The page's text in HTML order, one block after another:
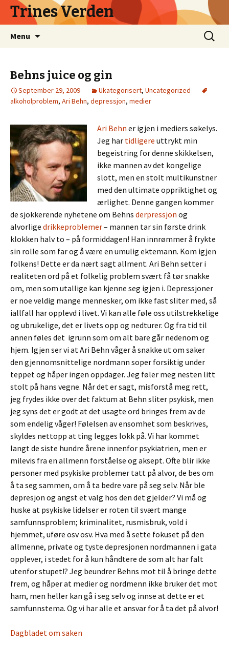
Trines Verden
Menu
Search
for:
Behns juice og gin
September 29, 2009 Ukategorisert, Uncategorized
alkoholproblem, Ari Behn, depressjon, medier
Ari Behn er igjen i mediers søkelys.
Jeg har tidligere uttrykt min
begeistring for denne skikkelsen,
ikke mannen av det kongelige
slott, men en stolt multikunstner
med den ultimate oppriktighet og
ærlighet. Denne gangen kommer
de sjokkerende nyhetene om Behns derpressjon og
alvorlige drikkeproblemer– mannen tar sin første drink
klokken halv to – på formiddagen! Han innrømmer å frykte
sin rolle som far og å være en umulig ektemann. Kom igjen
folkens! Dette er da nært sagt allment. Ari Behn setter i
realiteten ord på et folkelig problem svært få tør snakke
om, men som utallige kan kjenne seg igjen i. Depressjoner
er noe veldig mange mennesker, om ikke fast sliter med, så
iallfall har opplevd i livet. Vi kan alle føle oss utilstrekkelige
og ubrukelige, det er livets opp og nedturer. Og fra tid til
annen føles det igrunn som om alt bare går nedenom og
hjem. Igjen ser vi at Ari Behn våger å snakke ut om saker
den gjennomsnittelige nordmann soper forsiktig under
teppet og håper ingen oppdager. Jeg føler meg nesten litt
stolt på hans vegne. Når det er sagt, misforstå meg rett,
jeg frydes ikke over det faktum at Behn sliter psykisk, men
jeg syns det er godt at det usagte ord bringes frem av de
som endelig våger! Følelsen av ensomhet som beskrives,
skyldes nettopp at ting legges lokk på. Vi har kommet
langt de siste hundre årene innenfor psykiatrien, men er
milevis fra en allmenn forståelse og aksept. Ofte blir ikke
personer med psykiske problemer tatt på alvor, de bes om
å ta seg sammen, om å ta bedre vare på seg selv. Når ble
depresjon og angst et valg hos den det gjelder? Vi må og
huske at psykiske lidelser er roten til svært mange
samfunnsproblem; kriminalitet, rusmisbruk, vold i
hjemmet, uføre osv osv. Hva med å sette fokuset på den
allmenne, private og tyste depresjonen nordmannen i gata
opplever, i stedet for å kun håndtere de som alt har falt
utenfor stupet!? Jeg beundrer Behns mot til å bringe dette
frem, og håper at medier og nordmenn ikke bruker det mot
ham, men heller kan gå i seg selv og innse at dette er et
samfunnstema. Og vi har alle et ansvar for å ta det på alvor!
Dagbladet om saken